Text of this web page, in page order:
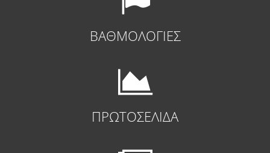
ΒΑΘΜΟΛΟΓΙΕΣ
ΠΡΩΤΟΣΕΛΙΔΑ